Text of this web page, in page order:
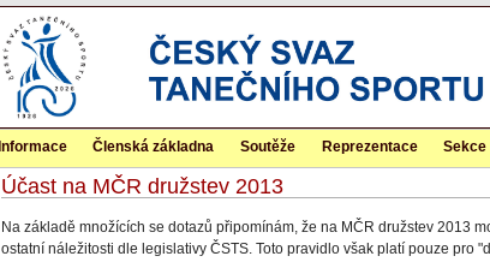
Informace Členská základna Soutěže Reprezentace Sekce
Účast na MČR družstev 2013
Na základě množících se dotazů připomínám, že na MČR družstev 2013
ostatní náležitosti dle legislativy ČSTS. Toto pravidlo však platí pouze pro